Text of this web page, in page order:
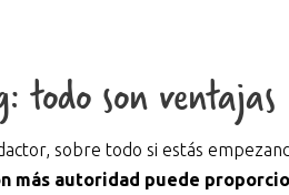
todo son ventajas
sobre todo si estás
más autoridad puede